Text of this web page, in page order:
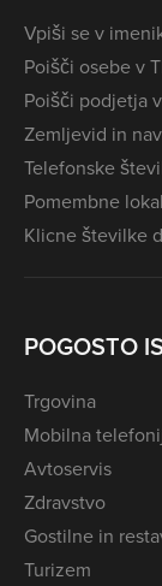
Vpiši se v
Poišči osebe v
Poišči podjetja
Zemljevid in
Telefonske
Pomembne
Klicne številke
POGOSTO
Trgovina
Mobilna
Avtoservis
Zdravstvo
Gostilne in
Turizem